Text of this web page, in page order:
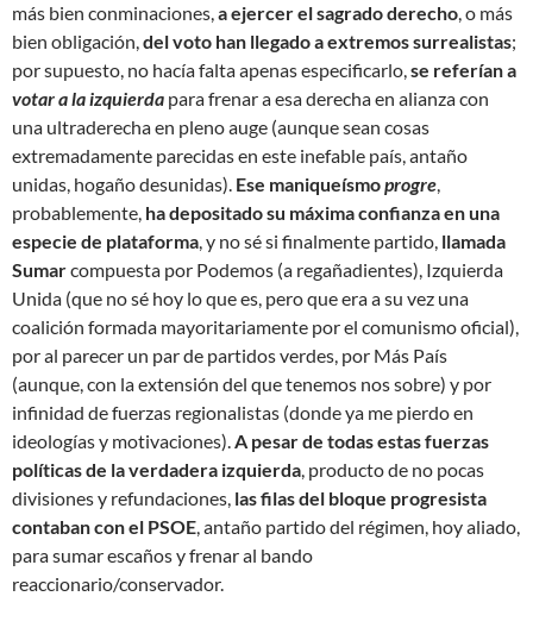
más bien conminaciones,a ejercer el sagrado derecho, o más
bien obligación,del voto han llegado a extremos surrealistas;
por supuesto, no hacía falta apenas especificarlo,se referían a
votar a la izquierda para frenar a esa derecha en alianza con
una ultraderecha en pleno auge (aunque sean cosas
extremadamente parecidas en este inefable país, antaño
unidas, hogaño desunidas). Ese maniqueísmoprogre,
probablemente, ha depositado su máxima confianza en una
especie de plataforma, y no sé si finalmente partido, llamada
Sumarcompuesta por Podemos (a regañadientes), Izquierda
Unida (que no sé hoy lo que es, pero que era a su vez una
coalición formada mayoritariamente por el comunismo oficial),
por al parecer un par de partidos verdes, por Más País
(aunque, con la extensión del que tenemos nos sobre) y por
infinidad de fuerzas regionalistas (donde ya me pierdo en
ideologías y motivaciones).A pesar de todas estas fuerzas
políticas de la verdadera izquierda, producto de no pocas
divisiones y refundaciones, las filas del bloque progresista
contaban con el PSOE, antaño partido del régimen, hoy aliado,
para sumar escaños y frenar al bando
reaccionario/conservador.